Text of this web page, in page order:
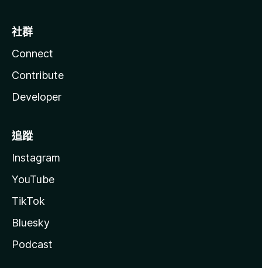
社群
Connect
Contribute
Developer
追蹤
Instagram
YouTube
TikTok
Bluesky
Podcast